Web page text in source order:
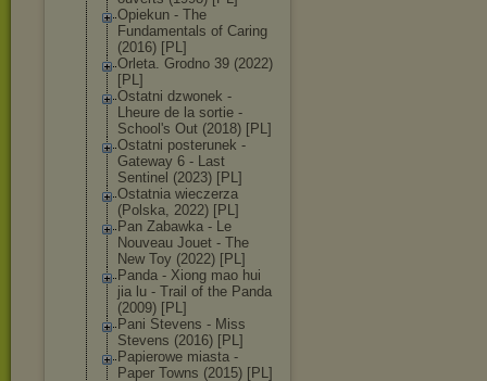
Opiekun - The
Fundamentals of Caring
(2016) [PL]
Orleta. Grodno 39 (2022)
[PL]
Ostatni dzwonek -
Lheure de la sortie -
School's Out (2018) [PL]
Ostatni posterunek -
Gateway 6 - Last
Sentinel (2023) [PL]
Ostatnia wieczerza
(Polska, 2022) [PL]
Pan Zabawka - Le
Nouveau Jouet - The
New Toy (2022) [PL]
Panda - Xiong mao hui
jia lu - Trail of the Panda
(2009) [PL]
Pani Stevens - Miss
Stevens (2016) [PL]
Papierowe miasta -
Paper Towns (2015) [PL]